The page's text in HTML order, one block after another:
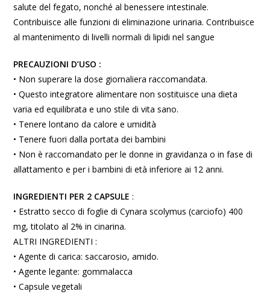
salute del fegato, nonché al benessere intestinale.
Contribuisce alle funzioni di eliminazione urinaria. Contribuisce
al mantenimento di livelli normali di lipidi nel sangue
PRECAUZIONI D’USO :
• Non superare la dose giornaliera raccomandata.
• Questo integratore alimentare non sostituisce una dieta
varia ed equilibrata e uno stile di vita sano.
• Tenere lontano da calore e umidità
• Tenere fuori dalla portata dei bambini
• Non è raccomandato per le donne in gravidanza o in fase di
allattamento e per i bambini di età inferiore ai 12 anni.
INGREDIENTI PER 2 CAPSULE :
• Estratto secco di foglie di Cynara scolymus (carciofo) 400
mg, titolato al 2% in cinarina.
ALTRI INGREDIENTI :
• Agente di carica: saccarosio, amido.
• Agente legante: gommalacca
• Capsule vegetali